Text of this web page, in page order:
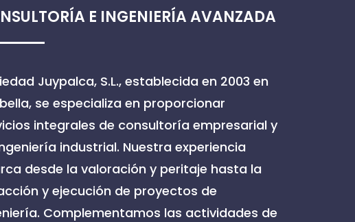
E INGENIERÍA AVANZADA
Juypalca, S.L., establecida en 2003 en
se especializa en proporcionar
integrales de consultoría empresarial y
industrial. Nuestra experiencia
desde la valoración y peritaje hasta la
y ejecución de proyectos de
Complementamos las actividades de